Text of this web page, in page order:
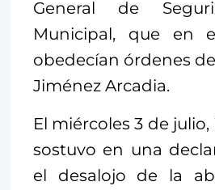
General de
Municipal, que en
obedecían órdenes
Jiménez Arcadia.
El miércoles 3 de julio,
sostuvo en una
el desalojo de la